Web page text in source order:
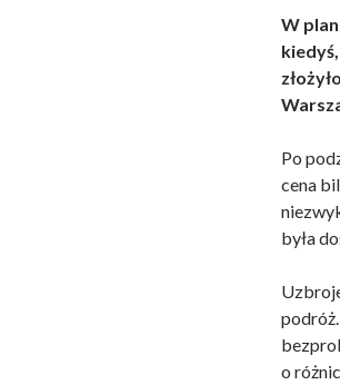
W
Po
cena
była
o